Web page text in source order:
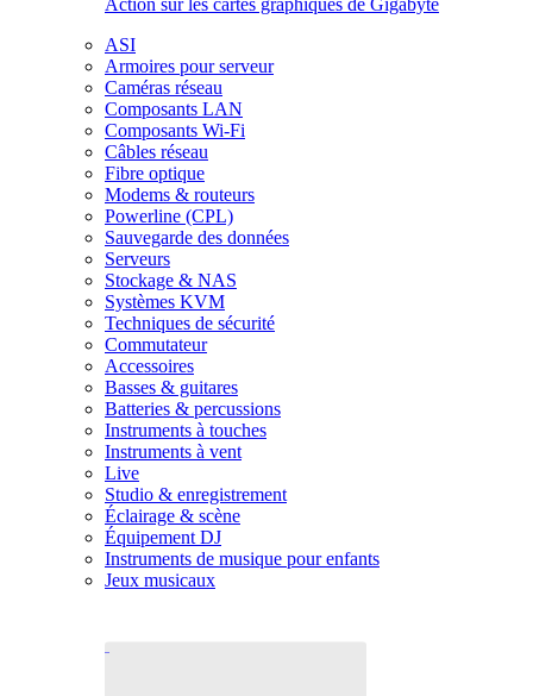
Action sur les cartes graphiques de Gigabyte
ASI
Armoires pour serveur
Caméras réseau
Composants LAN
Composants Wi-Fi
Câbles réseau
Fibre optique
Modems & routeurs
Powerline (CPL)
Sauvegarde des données
Serveurs
Stockage & NAS
Systèmes KVM
Techniques de sécurité
Commutateur
Accessoires
Basses & guitares
Batteries & percussions
Instruments à touches
Instruments à vent
Live
Studio & enregistrement
Éclairage & scène
Équipement DJ
Instruments de musique pour enfants
Jeux musicaux